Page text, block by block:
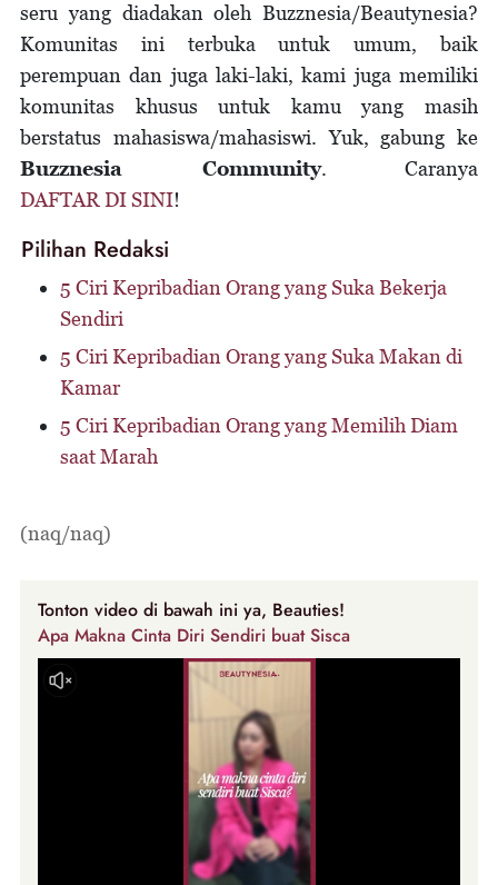
seru yang diadakan oleh Buzznesia/Beautynesia?
Komunitas ini terbuka untuk umum, baik
perempuan dan juga laki-laki, kami juga memiliki
komunitas khusus untuk kamu yang masih
berstatus mahasiswa/mahasiswi. Yuk, gabung ke
Buzznesia Community. Caranya
DAFTAR DI SINI!
Pilihan Redaksi
5 Ciri Kepribadian Orang yang Suka Bekerja
Sendiri
5 Ciri Kepribadian Orang yang Suka Makan di
Kamar
5 Ciri Kepribadian Orang yang Memilih Diam
saat Marah
(naq/naq)
Tonton video di bawah ini ya, Beauties!
Apa Makna Cinta Diri Sendiri buat Sisca